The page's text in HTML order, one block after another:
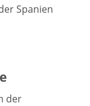
Spanien
der